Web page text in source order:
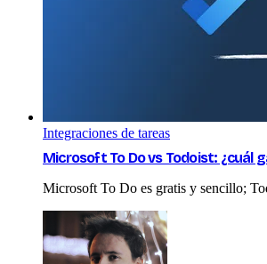
Integraciones de tareas
Microsoft To Do vs Todoist: ¿cuál
Microsoft To Do es gratis y sencillo;